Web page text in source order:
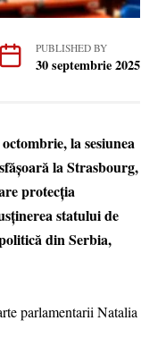
PUBLISHED BY
30 septembrie 2025
la sesiunea
la Strasbourg,
protecția
statului de
din Serbia,
parlamentarii Natalia